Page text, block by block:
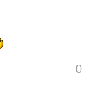
0